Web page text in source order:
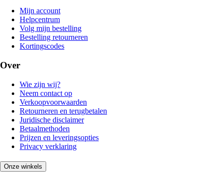
Mijn account
Helpcentrum
Volg mijn bestelling
Bestelling retourneren
Kortingscodes
Over
Wie zijn wij?
Neem contact op
Verkoopvoorwaarden
Retourneren en terugbetalen
Juridische disclaimer
Betaalmethoden
Prijzen en leveringsopties
Privacy verklaring
Onze winkels